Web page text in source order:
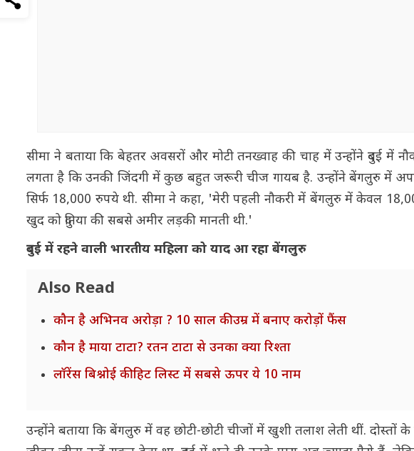
सीमा ने बताया कि बेहतर अवसरों और मोटी तनख्वाह की चाह में उन्होंने दुबई
लगता है कि उनकी जिंदगी में कुछ बहुत जरूरी चीज गायब है. उन्होंने बेंगलुरु में
सिर्फ 18,000 रुपये थी. सीमा ने कहा, 'मेरी पहली नौकरी में बेंगलुरु में केवल
खुद को दुनिया की सबसे अमीर लड़की मानती थी.'
दुबई में रहने वाली भारतीय महिला को याद आ रहा बेंगलुरु
Also Read
कौन है अभिनव अरोड़ा ? 10 साल की उम्र में बनाए करोड़ों फैंस
कौन है माया टाटा? रतन टाटा से उनका क्या रिश्ता
लॉरेंस बिश्नोई की हिट लिस्ट में सबसे ऊपर ये 10 नाम
उन्होंने बताया कि बेंगलुरु में वह छोटी-छोटी चीजों में खुशी तलाश लेती थीं. दोस्तों